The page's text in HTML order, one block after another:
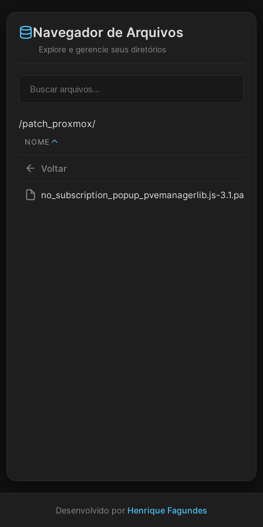
Navegador de Arquivos
Explore e gerencie seus diretórios
/patch_proxmox/
NOME
Voltar
no_subscription_popup_pvemanagerlib.js-3.1.patch
Desenvolvido por Henrique Fagundes